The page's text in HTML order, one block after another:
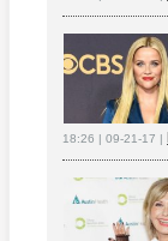
18:26 | 09-21-17 |